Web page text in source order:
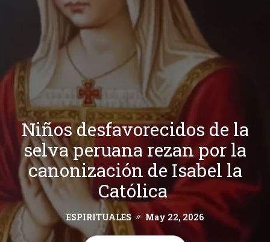
Niños desfavorecidos de la
selva peruana rezan por la
canonización de Isabel la
Católica
ESPIRITUALES May 22, 2026